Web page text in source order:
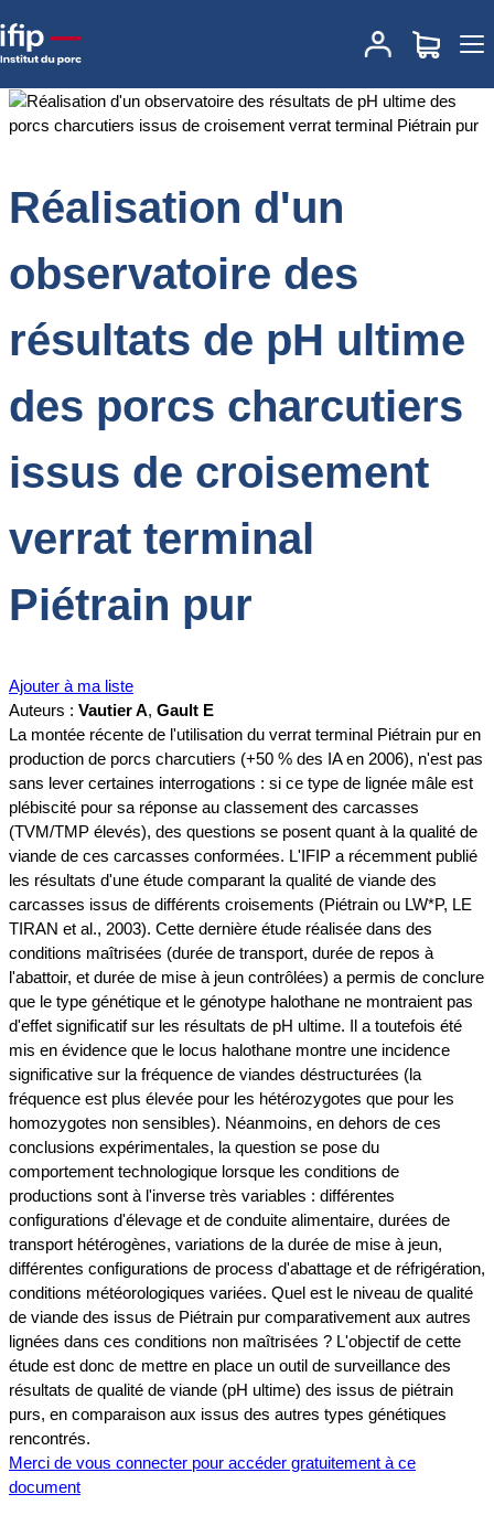
Accueil
Réalisation d'un observatoire des
résultats de pH ultime des porcs charcutiers issus de croisement
Réalisation d'un
observatoire des
résultats de pH ultime
des porcs charcutiers
issus de croisement
verrat terminal
Piétrain pur
Ajouter à ma liste
Auteurs : Vautier A, Gault E
La montée récente de l'utilisation du verrat terminal Piétrain pur en
production de porcs charcutiers (+50 % des IA en 2006), n'est pas
sans lever certaines interrogations : si ce type de lignée mâle est
plébiscité pour sa réponse au classement des carcasses
(TVM/TMP élevés), des questions se posent quant à la qualité de
viande de ces carcasses conformées. L'IFIP a récemment publié
les résultats d'une étude comparant la qualité de viande des
carcasses issus de différents croisements (Piétrain ou LW*P, LE
TIRAN et al., 2003). Cette dernière étude réalisée dans des
conditions maîtrisées (durée de transport, durée de repos à
l'abattoir, et durée de mise à jeun contrôlées) a permis de conclure
que le type génétique et le génotype halothane ne montraient pas
d'effet significatif sur les résultats de pH ultime. Il a toutefois été
mis en évidence que le locus halothane montre une incidence
significative sur la fréquence de viandes déstructurées (la
fréquence est plus élevée pour les hétérozygotes que pour les
homozygotes non sensibles). Néanmoins, en dehors de ces
conclusions expérimentales, la question se pose du
comportement technologique lorsque les conditions de
productions sont à l'inverse très variables : différentes
configurations d'élevage et de conduite alimentaire, durées de
transport hétérogènes, variations de la durée de mise à jeun,
différentes configurations de process d'abattage et de réfrigération,
conditions météorologiques variées. Quel est le niveau de qualité
de viande des issus de Piétrain pur comparativement aux autres
lignées dans ces conditions non maîtrisées ? L'objectif de cette
étude est donc de mettre en place un outil de surveillance des
résultats de qualité de viande (pH ultime) des issus de piétrain
purs, en comparaison aux issus des autres types génétiques
rencontrés.
Merci de vous connecter pour accéder gratuitement à ce
document